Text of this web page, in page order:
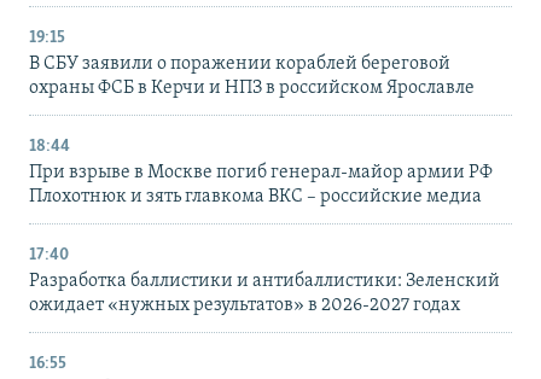
19:15
В СБУ заявили о поражении кораблей береговой
охраны ФСБ в Керчи и НПЗ в российском Ярославле
18:44
При взрыве в Москве погиб генерал-майор армии РФ
Плохотнюк и зять главкома ВКС – российские медиа
17:40
Разработка баллистики и антибаллистики: Зеленский
ожидает «нужных результатов» в 2026-2027 годах
16:55